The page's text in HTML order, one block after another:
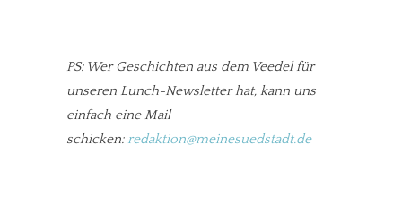
PS: Wer Geschichten aus dem Veedel für
unseren Lunch-Newsletter hat, kann uns
einfach eine Mail
schicken: redaktion@meinesuedstadt.de